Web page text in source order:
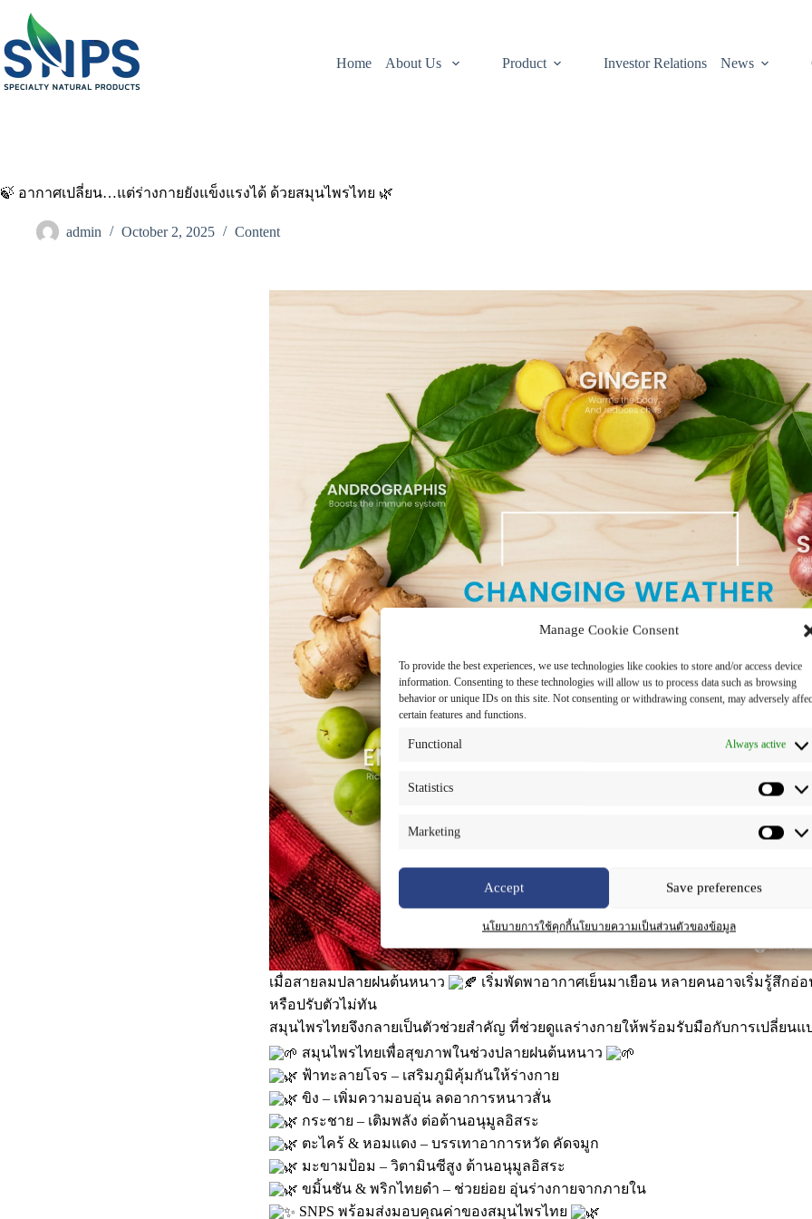
Manage Cookie Consent
To provide the best experiences, we use technologies like cookies to store and/or access device
information. Consenting to these technologies will allow us to process data such as browsing
behavior or unique IDs on this site. Not consenting or withdrawing consent, may adversely
certain features and functions.
Functional Always active
Statistics
Marketing
Accept Save preferences
นโยบายการใช้คุกกี้นโยบายความเป็นส่วนตัวของข้อมูล
Home About Us Product Investor Relations News
🍃 อากาศเปลี่ยน…แต่ร่างกายยังแข็งแรงได้ ด้วยสมุนไพรไทย 🌿
admin October 2, 2025 Content
เมื่อสายลมปลายฝนต้นหนาว
เริ่มพัดพาอากาศเย็นมาเยือน หลายคนอาจเริ่มรู้สึกอ่
หรือปรับตัวไม่ทัน
สมุนไพรไทยจึงกลายเป็นตัวช่วยสำคัญ ที่ช่วยดูแลร่างกายให้พร้อมรับมือกับการเปลี่ยน
สมุนไพรไทยเพื่อสุขภาพในช่วงปลายฝนต้นหนาว
ฟ้าทะลายโจร – เสริมภูมิคุ้มกันให้ร่างกาย
ขิง – เพิ่มความอบอุ่น ลดอาการหนาวสั่น
กระชาย – เติมพลัง ต่อต้านอนุมูลอิสระ
ตะไคร้ & หอมแดง – บรรเทาอาการหวัด คัดจมูก
มะขามป้อม – วิตามินซีสูง ต้านอนุมูลอิสระ
ขมิ้นชัน & พริกไทยดำ – ช่วยย่อย อุ่นร่างกายจากภายใน
SNPS พร้อมส่งมอบคุณค่าของสมุนไพรไทย